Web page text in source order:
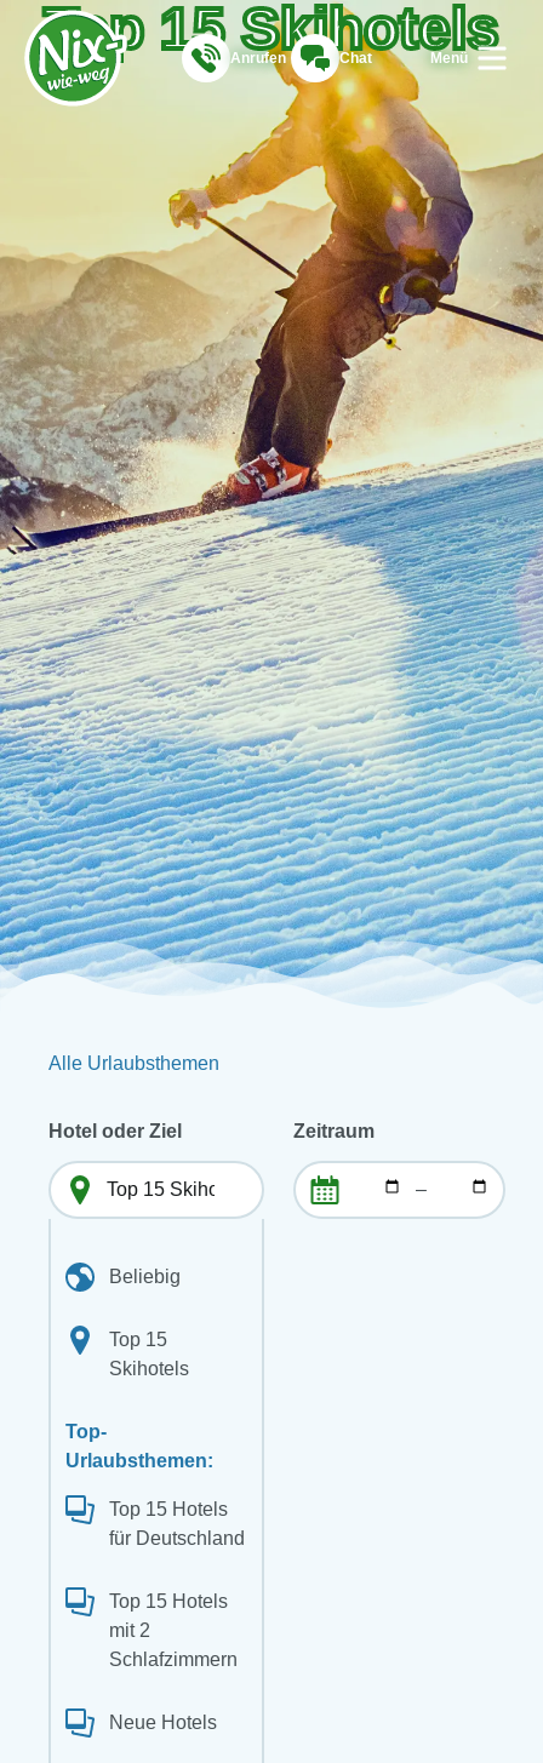
Anrufen Chat Menü
Top 15 Skihotels
Alle Urlaubsthemen
Hotel oder Ziel
Beliebig
Top 15
Skihotels
Top-
Urlaubsthemen:
Top 15 Hotels
für Deutschland
Top 15 Hotels
mit 2
Schlafzimmern
Neue Hotels
Zeitraum
–